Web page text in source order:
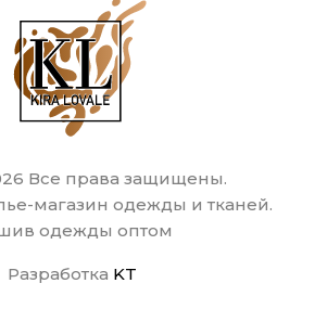
Все права защищены.
магазин одежды и тканей.
одежды оптом
Разработка KT